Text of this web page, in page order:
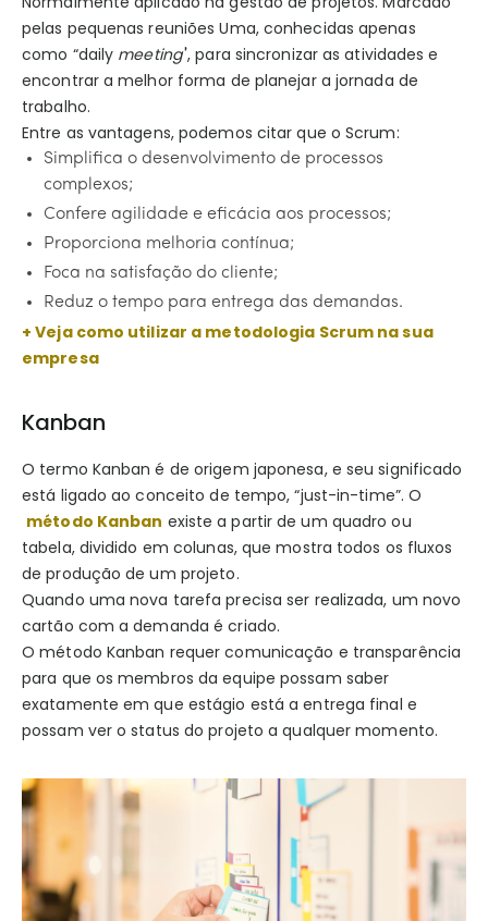
pelas pequenas reuniões Uma, conhecidas apenas
como “daily meeting'', para sincronizar as atividades e
encontrar a melhor forma de planejar a jornada de
trabalho.
Entre as vantagens, podemos citar que o Scrum:
Simplifica o desenvolvimento de processos
complexos;
Confere agilidade e eficácia aos processos;
Proporciona melhoria contínua;
Foca na satisfação do cliente;
Reduz o tempo para entrega das demandas.
+ Veja como utilizar a metodologia Scrum na sua
empresa
Kanban
O termo Kanban é de origem japonesa, e seu significado
está ligado ao conceito de tempo, “just-in-time”. O
método Kanban existe a partir de um quadro ou
tabela, dividido em colunas, que mostra todos os fluxos
de produção de um projeto.
Quando uma nova tarefa precisa ser realizada, um novo
cartão com a demanda é criado.
O método Kanban requer comunicação e transparência
para que os membros da equipe possam saber
exatamente em que estágio está a entrega final e
possam ver o status do projeto a qualquer momento.